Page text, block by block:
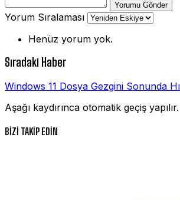
Yorumu Gönder
Yorum Sıralaması
Henüz yorum yok.
Sıradaki Haber
Windows 11 Dosya Gezgini Sonunda
Aşağı kaydırınca otomatik geçiş yapılır.
BİZİ TAKİP EDİN